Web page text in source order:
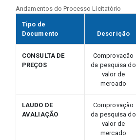
Andamentos do Processo Licitatório
Tipo de
Documento
Descrição
CONSULTA DE
PREÇOS
Comprovação
da pesquisa do
valor de
mercado
LAUDO DE
AVALIAÇÃO
Comprovação
da pesquisa do
valor de
mercado